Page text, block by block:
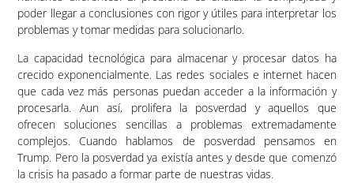
poder llegar a conclusiones con rigor y útiles para interpretar los
problemas y tomar medidas para solucionarlo.
La capacidad tecnológica para almacenar y procesar datos ha
crecido exponencialmente. Las redes sociales e internet hacen
que cada vez más personas puedan acceder a la información y
procesarla. Aun así, prolifera la posverdad y aquellos que
ofrecen soluciones sencillas a problemas extremadamente
complejos. Cuando hablamos de posverdad pensamos en
Trump. Pero la posverdad ya existía antes y desde que comenzó
la crisis ha pasado a formar parte de nuestras vidas.